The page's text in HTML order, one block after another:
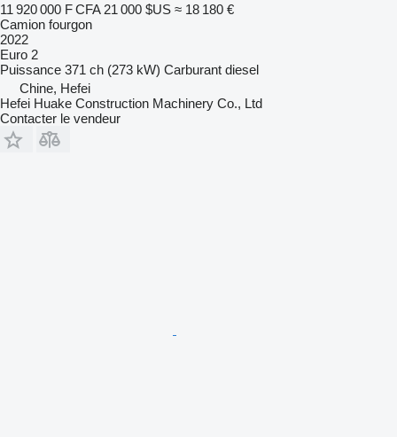
11 920 000 F CFA 21 000 $US ≈ 18 180 €
Camion fourgon
2022
Euro 2
Puissance 371 ch (273 kW) Carburant diesel
Chine, Hefei
Hefei Huake Construction Machinery Co., Ltd
Contacter le vendeur